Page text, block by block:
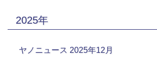
2025年
ヤノニュース 2025年12月